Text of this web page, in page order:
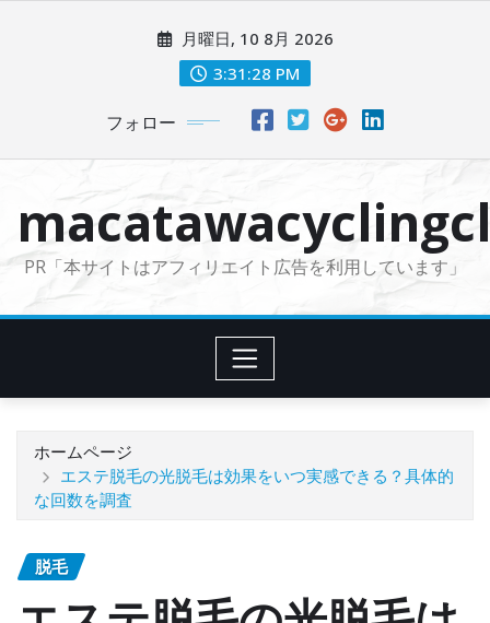
に
月曜日, 10 8月 2026
3:31:29 PM
フォロー
PR「本サイトはアフィリエイト広告を利用しています」
ホームページ
エステ脱毛の光脱毛は効果をいつ実感できる？具体的
な回数を調査
脱毛